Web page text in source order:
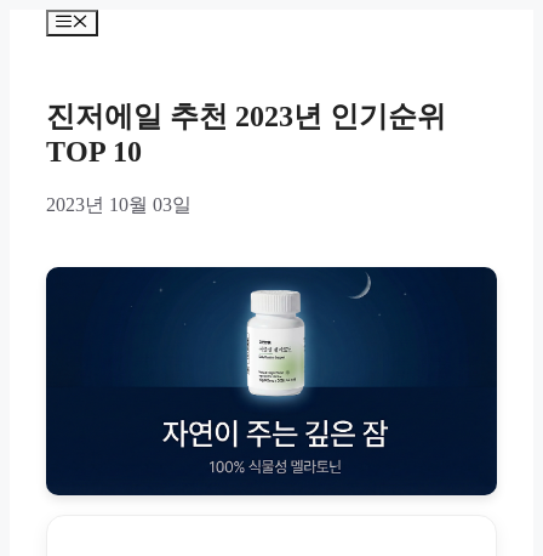
Menu
진저에일 추천 2023년 인기순위
TOP 10
2023년 10월 03일